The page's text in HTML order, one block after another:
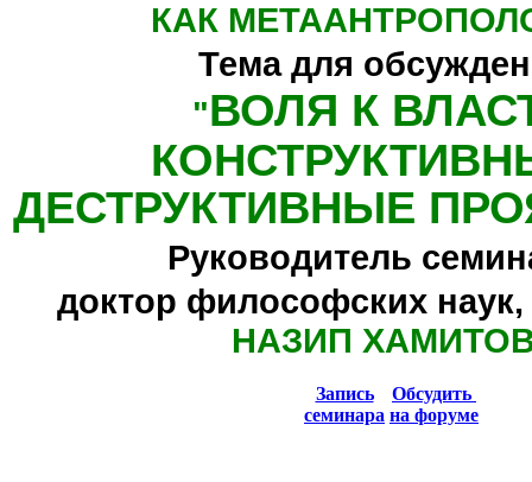
КАК
Тема для
"ВОЛЯ К
ДЕСТРУКТИВНЫЕ
Руководитель
доктор философских
НАЗИП
Запись
семинара
Обсудить
на форуме